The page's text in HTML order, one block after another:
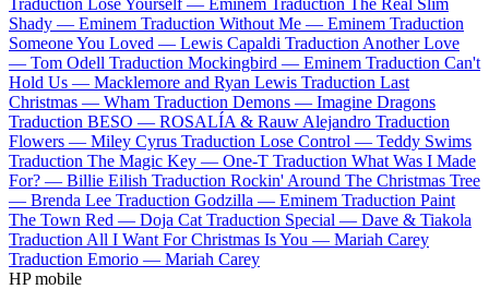
Shady — Eminem Traduction Without Me — Eminem Traduction
Someone You Loved — Lewis Capaldi Traduction Another Love
— Tom Odell Traduction Mockingbird — Eminem Traduction Can't
Hold Us — Macklemore and Ryan Lewis Traduction Last
Christmas — Wham Traduction Demons — Imagine Dragons
Traduction BESO — ROSALÍA & Rauw Alejandro Traduction
Flowers — Miley Cyrus Traduction Lose Control — Teddy Swims
Traduction The Magic Key — One-T Traduction What Was I Made
For? — Billie Eilish Traduction Rockin' Around The Christmas Tree
— Brenda Lee Traduction Godzilla — Eminem Traduction Paint
The Town Red — Doja Cat Traduction Special — Dave & Tiakola
Traduction All I Want For Christmas Is You — Mariah Carey
Traduction Emorio — Mariah Carey
HP mobile